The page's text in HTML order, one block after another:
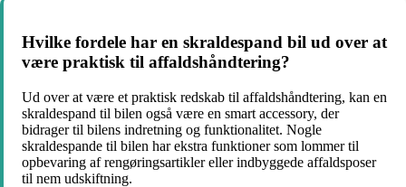
Hvilke fordele har en skraldespand bil ud over at
være praktisk til affaldshåndtering?
Ud over at være et praktisk redskab til affaldshåndtering, kan en
skraldespand til bilen også være en smart accessory, der
bidrager til bilens indretning og funktionalitet. Nogle
skraldespande til bilen har ekstra funktioner som lommer til
opbevaring af rengøringsartikler eller indbyggede affaldsposer
til nem udskiftning.